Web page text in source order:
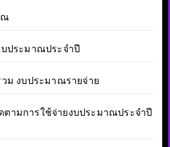
ณ
บประมาณประจำปี
วม งบประมาณรายจ่าย
ตามการใช้จ่ายงบประมาณประจำปี